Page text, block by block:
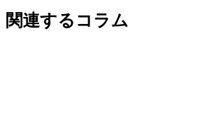
関連するコラム